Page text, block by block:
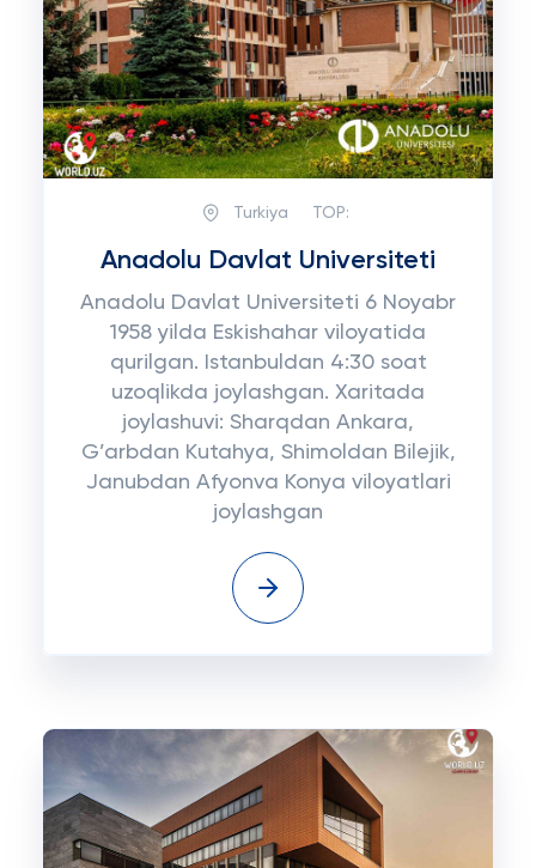
Turkiya TOP:
Anadolu Davlat Universiteti
Anadolu Davlat Universiteti 6 Noyabr
1958 yilda Eskishahar viloyatida
qurilgan. Istanbuldan 4:30 soat
uzoqlikda joylashgan. Xaritada
joylashuvi: Sharqdan Ankara,
G’arbdan Kutahya, Shimoldan Bilejik,
Janubdan Afyonva Konya viloyatlari
joylashgan